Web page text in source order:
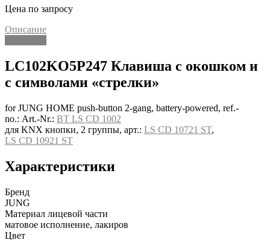
Цена по запросу
Описание
LC102KO5P247 Клавиша с окошком и
с символами «стрелки»
for JUNG HOME push-button 2-gang, battery-powered, ref.-
no.: Art.-Nr.: BT LS CD 1002
для KNX кнопки, 2 группы, арт.: LS CD 10721 ST,
LS CD 10921 ST
Характеристики
Бренд
JUNG
Материал лицевой части
матовое исполнение, лакиров
Цвет